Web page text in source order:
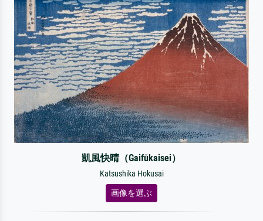
凱風快晴（Gaifūkaisei）
Katsushika Hokusai
画像を選ぶ